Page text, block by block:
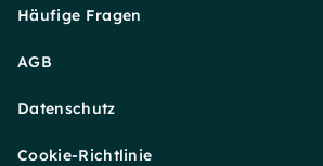
Häufige Fragen
AGB
Datenschutz
Cookie-Richtlinie